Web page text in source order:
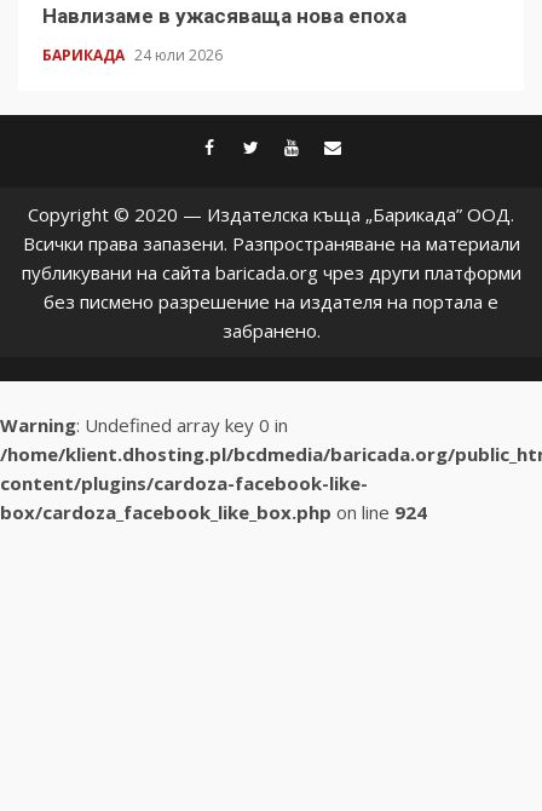
Навлизаме в ужасяваща нова епоха
БАРИКАДА 24 юли 2026
facebook
twitter
youtube
Copyright © 2020 — Издателска къща „Барикада” ООД.
Всички права запазени. Разпространяване на материали
публикувани на сайта baricada.org чрез други платформи
без писмено разрешение на издателя на портала е
забранено.
Warning: Undefined array key 0 in
/home/klient.dhosting.pl/bcdmedia/baricada.org/
content/plugins/cardoza-facebook-like-
box/cardoza_facebook_like_box.php on line 924